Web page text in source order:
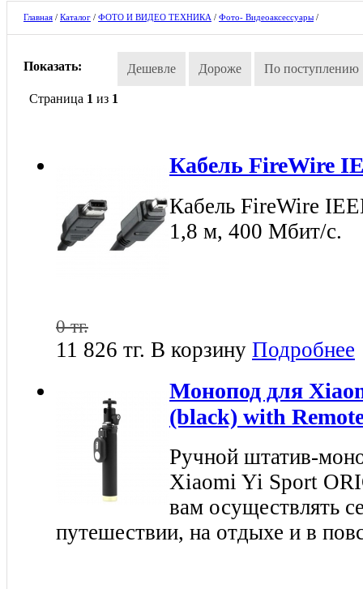
Главная / Каталог / ФОТО И ВИДЕО ТЕХНИКА / Фото- Видеоаксессуары /
Показать: Дешевле Дороже По поступлению
Страница 1 из 1
Кабель FireWire
Кабель FireWire
1,8 м, 400 Мбит/с.
0 тг.
11 826 тг. В корзину Подробнее
Монопод для
(black) with
Ручной штатив-
Xiaomi Yi Sport
вам осуществлять
путешествии, на отдыхе и в